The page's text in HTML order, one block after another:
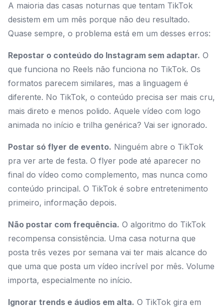
A maioria das casas noturnas que tentam TikTok
desistem em um mês porque não deu resultado.
Quase sempre, o problema está em um desses erros:
Repostar o conteúdo do Instagram sem adaptar. O
que funciona no Reels não funciona no TikTok. Os
formatos parecem similares, mas a linguagem é
diferente. No TikTok, o conteúdo precisa ser mais cru,
mais direto e menos polido. Aquele vídeo com logo
animada no início e trilha genérica? Vai ser ignorado.
Postar só flyer de evento. Ninguém abre o TikTok
pra ver arte de festa. O flyer pode até aparecer no
final do vídeo como complemento, mas nunca como
conteúdo principal. O TikTok é sobre entretenimento
primeiro, informação depois.
Não postar com frequência. O algoritmo do TikTok
recompensa consistência. Uma casa noturna que
posta três vezes por semana vai ter mais alcance do
que uma que posta um vídeo incrível por mês. Volume
importa, especialmente no início.
Ignorar trends e áudios em alta. O TikTok gira em